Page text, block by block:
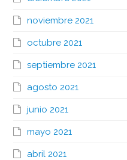
noviembre 2021
octubre 2021
septiembre 2021
agosto 2021
junio 2021
mayo 2021
abril 2021